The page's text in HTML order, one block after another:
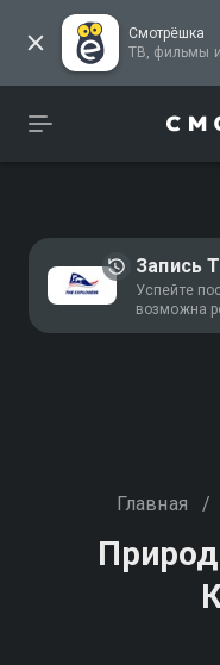
Смотрёшка
Запись
Успейте
возможна
Главная /